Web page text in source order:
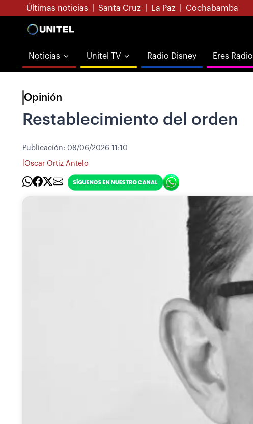
Últimas noticias Santa Cruz La Paz Cochabamba
Noticias Unitel TV Radio Disney Eres Radio
Opinión
Restablecimiento del orden
Publicación: 08/06/2026 11:10
Oscar Ortiz Antelo